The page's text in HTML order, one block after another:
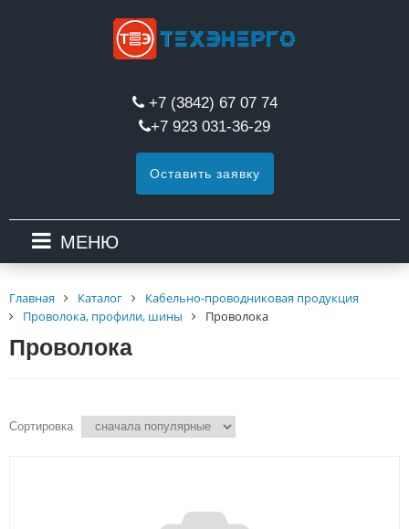
+7 (3842) 67 07 74
+7 923 031-36-29
Оставить заявку
МЕНЮ
Главная Каталог
Кабельно-проводниковая продукция
Проволока, профили, шины
Проволока
Проволока
Сортировка